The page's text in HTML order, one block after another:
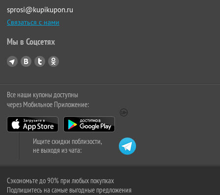
sprosi@kupikupon.ru
Связаться с нами
Мы в Соцсетях
Все наши купоны доступны
через Мобильное Приложение:
Ищите скидки поблизости,
не выходя из чата:
Сэкономьте до 90% при любых покупках
Подпишитесь на самые выгодные предложения